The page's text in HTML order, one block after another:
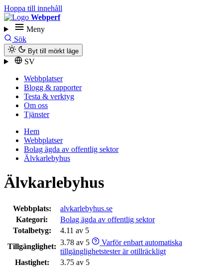
Hoppa till innehåll
Webperf
Meny
Sök
Byt till mörkt läge
SV
Webbplatser
Blogg & rapporter
Testa & verktyg
Om oss
Tjänster
Hem
Webbplatser
Bolag ägda av offentlig sektor
Älvkarlebyhus
Älvkarlebyhus
Webbplats:
alvkarlebyhus.se
Kategori:
Bolag ägda av offentlig sektor
Totalbetyg:
4.11 av 5
Tillgänglighet: 3.78 av 5
Varför enbart automatiska
tillgänglighetstester är otillräckligt
Hastighet:
3.75 av 5